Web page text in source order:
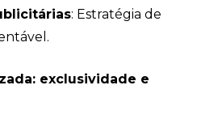
: Estratégia de
exclusividade e